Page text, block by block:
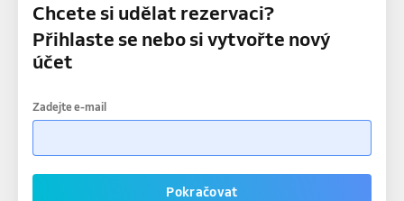
Chcete si udělat rezervaci?
Přihlaste se nebo si vytvořte nový
účet
Zadejte e-mail
Pokračovat